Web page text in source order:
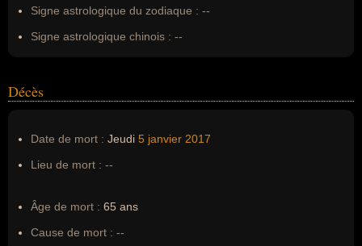
Signe astrologique du zodiaque : --
Signe astrologique chinois : --
Décès
Date de mort : Jeudi 5 janvier 2017
Lieu de mort : --
Âge de mort : 65 ans
Cause de mort : --